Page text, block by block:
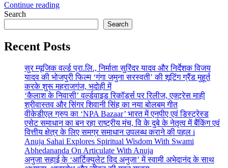
Continue reading
Search
Search
Recent Posts
सुर म्यूजिक वर्ल्ड प्रा.लि., निर्माता सुरिंदर यादव और निर्देशक विजय
यादव की भोजपुरी फिल्म ‘गंगा जमुना सरस्वती’ की शूटिंग ग्रैंड मुहूर्त
करके शुरू महराजगंज, भदोही में
‘कैलाश के निवासी’ वर्ल्डवाइड रिकॉर्ड्स पर रिलीज, एक्ट्रेस माही
श्रीवास्तव और सिंगर शिवानी सिंह का नया बोलबम गीत
वीकेडीएल ग्रुप का ‘NPA Bazaar’ भारत में एनपीए एवं डिस्ट्रेस्ड
एसेट समाधान का बन रहा राष्ट्रीय मंच, वि के दुबे के नेतृत्व में बैंकिंग एवं
वित्तीय क्षेत्र के लिए समग्र समाधान उपलब्ध कराने की पहल i
Anuja Sahai Explores Spiritual Wisdom With Swami
Abhedananda On Articulate With Anuja
अनुजा सहाई के ‘आर्टिक्युलेट विद अनुजा’ में स्वामी अभेदानंद के साथ